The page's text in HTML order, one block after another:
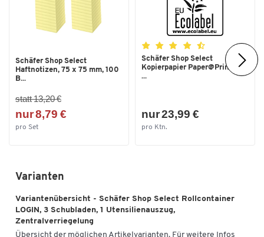
Schäfer Shop Select
Haftnotizen, 75 x 75 mm, 100
B...
statt 13,20 €
nur 8,79 €
pro Set
Schäfer Shop Select
Kopierpapier Paper@Print, DIN
...
nur 23,99 €
pro Ktn.
Varianten
Variantenübersicht - Schäfer Shop Select Rollcontainer
LOGIN, 3 Schubladen, 1 Utensilienauszug,
Zentralverriegelung
Übersicht der möglichen Artikelvarianten. Für weitere Infos